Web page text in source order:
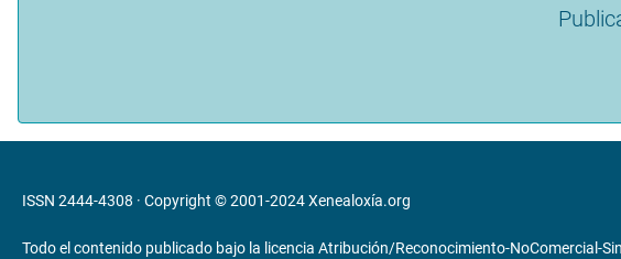
ISSN 2444-4308 · Copyright © 2001-2024Xenealoxía.org
Todo el contenido publicado bajo la licencia Atribución/Reconocimiento-NoComercial-